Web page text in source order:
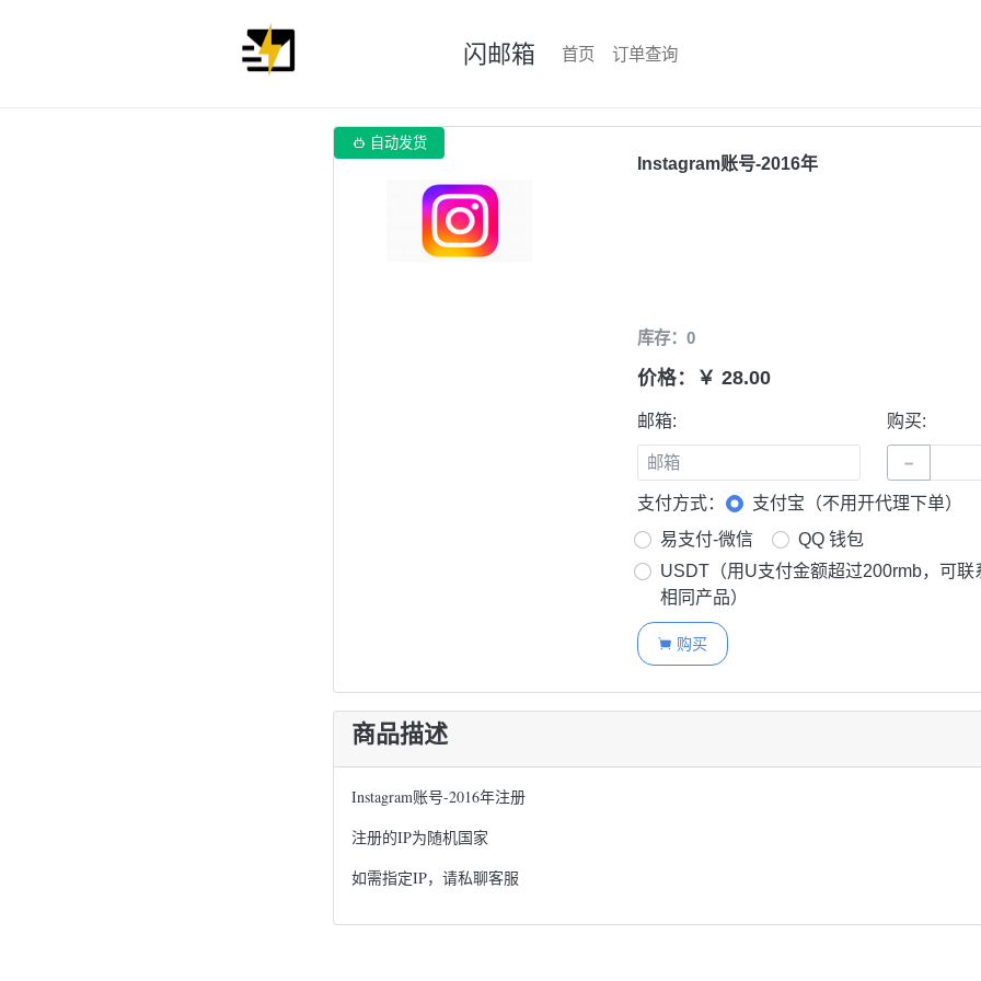
闪邮箱 首页 订单查询
 自动发货
Instagram账号-2016年
库存：0
价格：￥ 28.00
邮箱: 购买:
−
支付方式：
支付宝（不用开代理下单）
易支付-微信
QQ 钱包
USDT（用U支付金额超过200rmb，可联
相同产品）
 购买
商品描述
Instagram账号-2016年注册
注册的IP为随机国家
如需指定IP，请私聊客服